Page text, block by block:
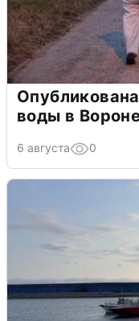
воды в
6 августа 0